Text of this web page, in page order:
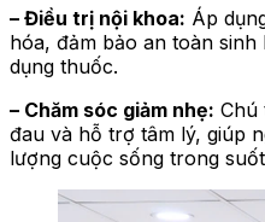
– Điều trị nội khoa: Áp
hóa, đảm bảo an toàn
dụng thuốc.
– Chăm sóc giảm nhẹ: Chú
đau và hỗ trợ tâm lý, giúp
lượng cuộc sống trong